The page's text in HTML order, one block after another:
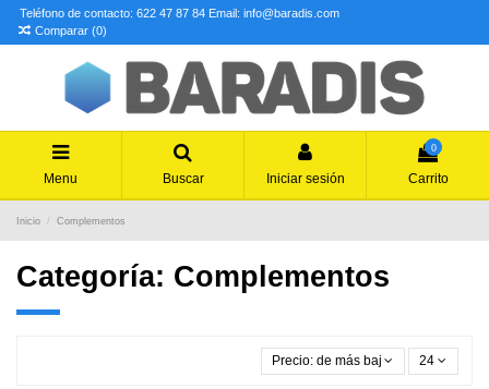
Teléfono de contacto: 622 47 87 84 Email: info@baradis.com
Comparar (0)
Menu Buscar Iniciar sesión
0
Carrito
Inicio Complementos
Categoría: Complementos
Precio: de más bajo a más alto
24